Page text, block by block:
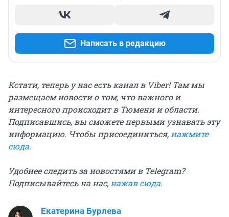
Написать в редакцию
Кстати, теперь у нас есть канал в Viber! Там мы
размещаем новости о том, что важного и
интересного происходит в Тюмени и области.
Подписавшись, вы сможете первыми узнавать эту
информацию. Чтобы присоединиться,нажмите
сюда.
Удобнее следить за новостями в Telegram?
Подписывайтесь на нас,нажав сюда.
Екатерина Бурлева